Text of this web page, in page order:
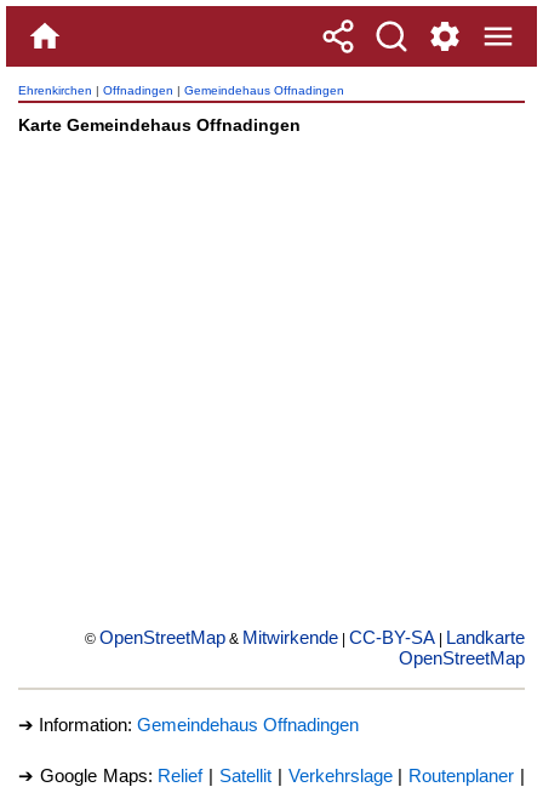
Ehrenkirchen | Offnadingen | Gemeindehaus Offnadingen
Karte Gemeindehaus Offnadingen
© OpenStreetMap & Mitwirkende CC-BY-SA Landkarte
OpenStreetMap
➔ Information: Gemeindehaus Offnadingen
➔ Google Maps: Relief| Satellit | Verkehrslage| Routenplaner |